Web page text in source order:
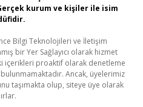
kurum ve kişiler ile isim
Bilgi Teknolojileri ve İletişim
bir Yer Sağlayıcı olarak hizmet
içerikleri proaktif olarak denetleme
Ancak, üyelerimiz
taşımakta olup, siteye üye olarak